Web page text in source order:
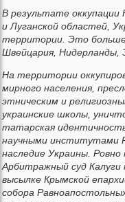
В результате оккупации
и Луганской областей,
территории. Это
Швейцария, Нидерланды,
На территории
мирного населения,
этническим и
украинские школы,
татарская
научными институтами
наследие Украины. Ровно
Арбитражный суд Калуги
высылке Крымской
собора